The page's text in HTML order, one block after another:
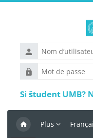
Nom
d’utilisateur
Mot
de
passe
Si študent UMB?
Plus